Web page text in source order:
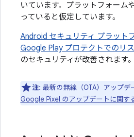
いています。プラットフォーム
っていると仮定しています。
Android セキュリティ プラット
Google Play プロテクトでのリ
のセキュリティが改善されます。
注: 最新の無線（OTA）アップ
Google Pixel のアップデートに関す